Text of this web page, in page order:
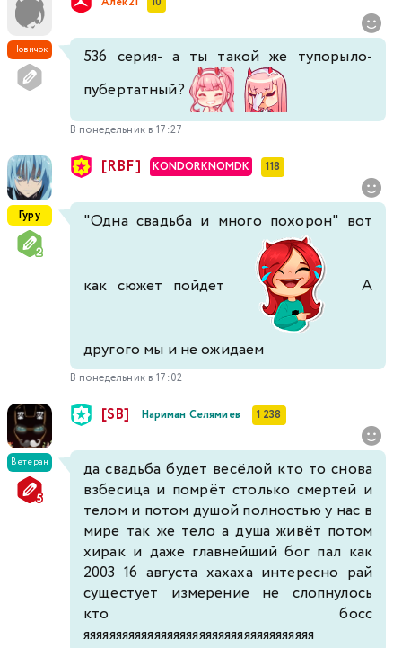
519 520 521 522 523 524 525
527 528 529 530 531
533 534 535
Новичок
536 серия- а ты такой же тупорыло-
пубертатный?
В понедельник в 17:27
Гуру
[RBF] KONDORKNOMDK 118
"Одна свадьба и много похорон" вот
как сюжет пойдет А
другого мы и не ожидаем
В понедельник в 17:02
Ветеран
[SB] Нариман Селямиев 1 238
да свадьба будет весёлой кто то снова
взбесица и помрёт столько смертей и
телом и потом душой полностью у нас в
мире так же тело а душа живёт потом
хирак и даже главнейший бог пал как
2003 16 августа хахаха интересно рай
сущестует измерение не слопнулось
кто босс
яяяяяяяяяяяяяяяяяяяяяяяяяяяяяяяяяяяя